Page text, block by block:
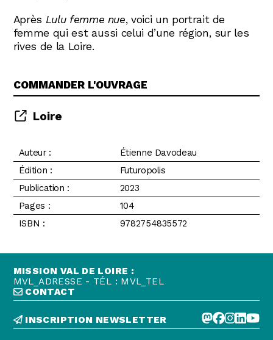
Après Lulu femme nue, voici un portrait de
femme qui est aussi celui d’une région, sur les
rives de la Loire.
COMMANDER L'OUVRAGE
Loire
Auteur :
Étienne Davodeau
Édition :
Futuropolis
Publication :
2023
Pages :
104
ISBN :
9782754835572
MISSION VAL DE LOIRE :
MVL_ADRESSE - TÉL : MVL_TEL
CONTACT
INSCRIPTION NEWSLETTER